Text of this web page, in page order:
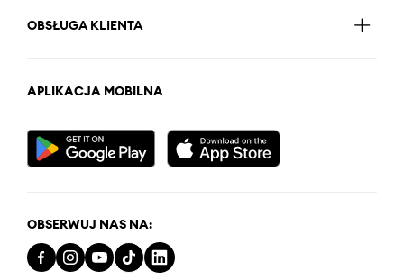
OBSŁUGA KLIENTA
APLIKACJA MOBILNA
OBSERWUJ NAS NA: